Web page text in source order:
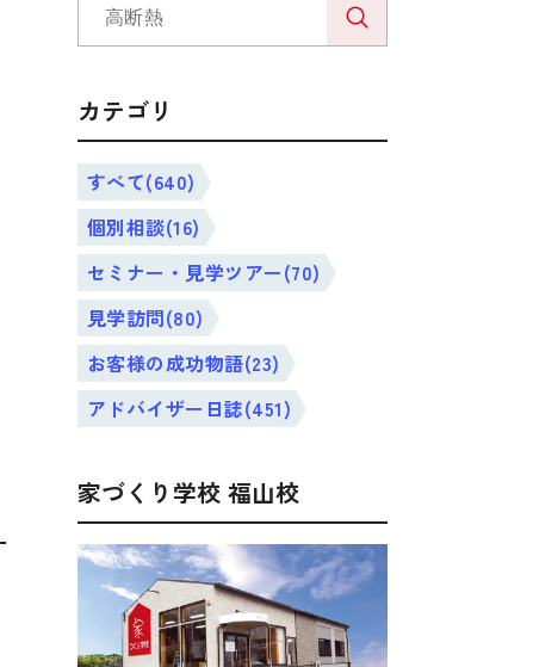
カテゴリ
すべて(640)
個別相談(16)
セミナー・見学ツアー(70)
見学訪問(80)
お客様の成功物語(23)
アドバイザー日誌(451)
家づくり学校 福山校